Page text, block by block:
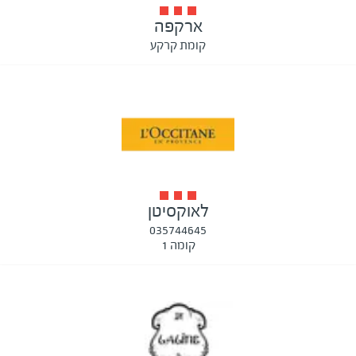
ארקפה
קומת קרקע
לאוקסיטן
035744645
קומה 1